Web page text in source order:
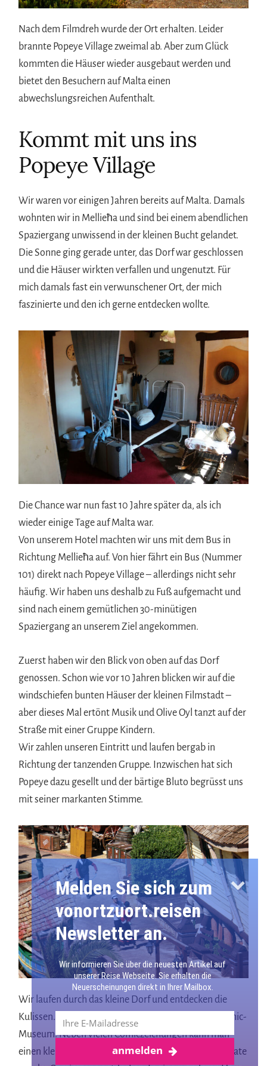
Nach dem Filmdreh wurde der Ort erhalten. Leider
brannte Popeye Village zweimal ab. Aber zum Glück
kommten die Häuser wieder ausgebaut werden und
bietet den Besuchern auf Malta einen
abwechslungsreichen Aufenthalt.
Kommt mit uns ins
Popeye Village
Wir waren vor einigen Jahren bereits auf Malta. Damals
wohnten wir in Mellieħa und sind bei einem abendlichen
Spaziergang unwissend in der kleinen Bucht gelandet.
Die Sonne ging gerade unter, das Dorf war geschlossen
und die Häuser wirkten verfallen und ungenutzt. Für
mich damals fast ein verwunschener Ort, der mich
faszinierte und den ich gerne entdecken wollte.
Die Chance war nun fast 10 Jahre später da, als ich
wieder einige Tage auf Malta war.
Von unserem Hotel machten wir uns mit dem Bus in
Richtung Mellieħa auf. Von hier fährt ein Bus (Nummer
101) direkt nach Popeye Village – allerdings nicht sehr
häufig. Wir haben uns deshalb zu Fuß aufgemacht und
sind nach einem gemütlichen 30-minütigen
Spaziergang an unserem Ziel angekommen.
Zuerst haben wir den Blick von oben auf das Dorf
genossen. Schon wie vor 10 Jahren blicken wir auf die
windschiefen bunten Häuser der kleinen Filmstadt –
aber dieses Mal ertönt Musik und Olive Oyl tanzt auf der
Straße mit einer Gruppe Kindern.
Wir zahlen unseren Eintritt und laufen bergab in
Richtung der tanzenden Gruppe. Inzwischen hat sich
Popeye dazu gesellt und der bärtige Bluto begrüsst uns
mit seiner markanten Stimme.
Wir laufen durch das kleine Dorf und entdecken die
Kulissen. In einem Haus befindet sich ein kleines Comic-
Museum. Neben vielen Comiczeichungen kann man
einen kleinen Filmausschnitt gucken und viele Exponate
Mehr über Malta
Melden Sie sich zum
vonortzuort.reisen
Newsletter an.
Wir informieren Sie über die neuesten Artikel auf
unserer Reise Webseite. Sie erhalten die
Neuerscheinungen direkt in Ihrer Mailbox.
anmelden